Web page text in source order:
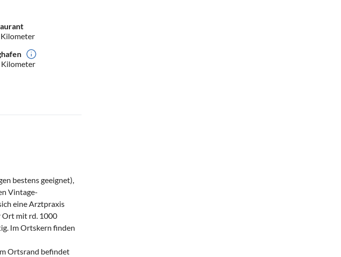
Kilometer
bestens geeignet),
Vintage-
eine Arztpraxis
Ort mit rd. 1000
Im Ortskern finden
Ortsrand befindet